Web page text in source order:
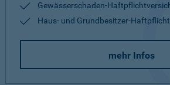
Gewässerschaden-
Haus- und Grundbesitzer-
mehr Infos